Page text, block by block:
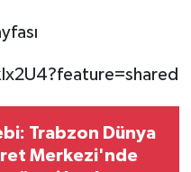
Trabzon Dünya
Merkezi'nde